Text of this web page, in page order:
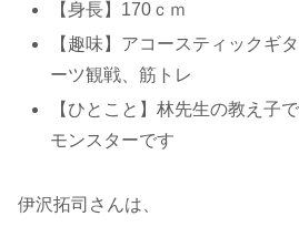
【身長】170ｃｍ
【趣味】アコースティックギ
ーツ観戦、筋トレ
【ひとこと】林先生の教え子
モンスターです
伊沢拓司さんは、